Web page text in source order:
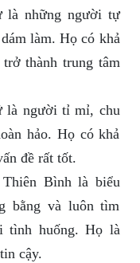
là những người tự
làm. Họ có khả
thành trung tâm
là người tỉ mỉ, chu
hảo. Họ có khả
đề rất tốt.
Thiên Bình là biểu
bằng và luôn tìm
tình huống. Họ là
cậy.